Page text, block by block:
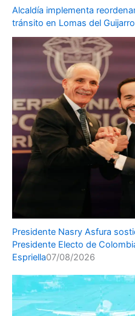
Alcaldía implementa
tránsito en Lomas del Guijarro
Presidente Nasry Asfura
Presidente Electo de
Espriella07/08/2026